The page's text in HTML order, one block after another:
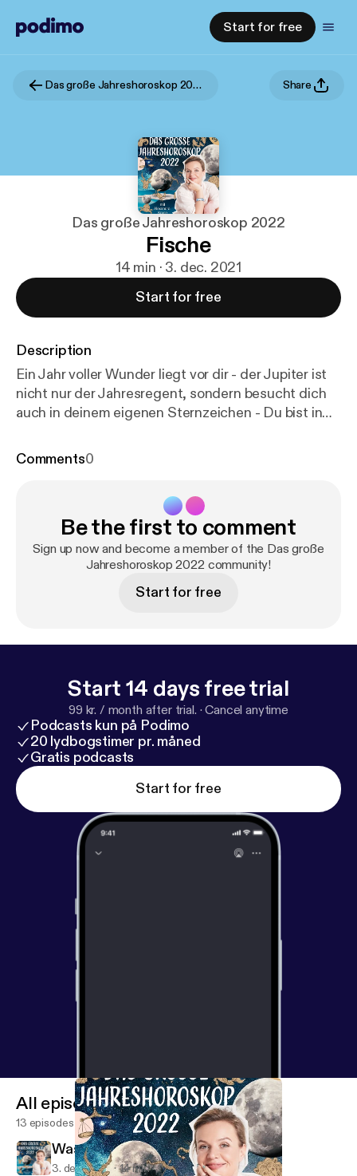
Start for free
Das große Jahreshoroskop 2022 Share
Das große Jahreshoroskop 2022
Fische
14 min · 3. dec. 2021
Start for free
Description
Ein Jahr voller Wunder liegt vor dir - der Jupiter ist
nicht nur der Jahresregent, sondern besucht dich
auch in deinem eigenen Sternzeichen - Du bist in
annehmen zu können. Und bitte vergiss nicht, dass
Comments0
Be the first to comment
Sign up now and become a member of the Das große
Jahreshoroskop 2022 community!
Start for free
Start 14 days free trial
99 kr. / month after trial. ·Cancel anytime
Podcasts kun på Podimo
20 lydbogstimer pr. måned
Gratis podcasts
Start for free
All episodes
13 episodes
Wassermann
3. dec. 2021 14 min